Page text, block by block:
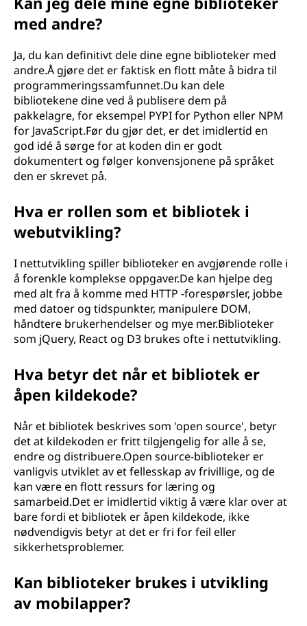
med andre?
Ja, du kan definitivt dele dine egne biblioteker med
andre.Å gjøre det er faktisk en flott måte å bidra til
programmeringssamfunnet.Du kan dele
bibliotekene dine ved å publisere dem på
pakkelagre, for eksempel PYPI for Python eller NPM
for JavaScript.Før du gjør det, er det imidlertid en
god idé å sørge for at koden din er godt
dokumentert og følger konvensjonene på språket
den er skrevet på.
Hva er rollen som et bibliotek i
webutvikling?
I nettutvikling spiller biblioteker en avgjørende rolle i
å forenkle komplekse oppgaver.De kan hjelpe deg
med alt fra å komme med HTTP -forespørsler, jobbe
med datoer og tidspunkter, manipulere DOM,
håndtere brukerhendelser og mye mer.Biblioteker
som jQuery, React og D3 brukes ofte i nettutvikling.
Hva betyr det når et bibliotek er
åpen kildekode?
Når et bibliotek beskrives som 'open source', betyr
det at kildekoden er fritt tilgjengelig for alle å se,
endre og distribuere.Open source-biblioteker er
vanligvis utviklet av et fellesskap av frivillige, og de
kan være en flott ressurs for læring og
samarbeid.Det er imidlertid viktig å være klar over at
bare fordi et bibliotek er åpen kildekode, ikke
nødvendigvis betyr at det er fri for feil eller
sikkerhetsproblemer.
Kan biblioteker brukes i utvikling
av mobilapper?